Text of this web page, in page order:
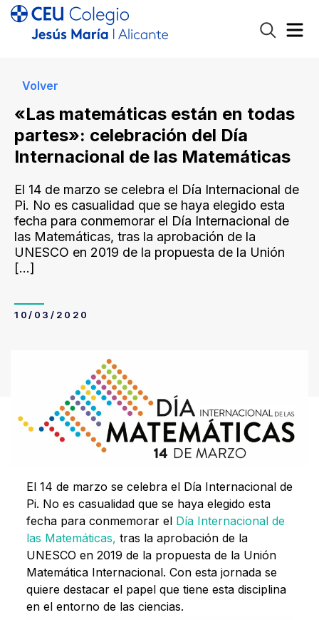
Volver
«Las matemáticas están en todas
partes»: celebración del Día
Internacional de las Matemáticas
El 14 de marzo se celebra el Día Internacional de
Pi. No es casualidad que se haya elegido esta
fecha para conmemorar el Día Internacional de
las Matemáticas, tras la aprobación de la
UNESCO en 2019 de la propuesta de la Unión
[…]
10/03/2020
El 14 de marzo se celebra el Día Internacional de
Pi. No es casualidad que se haya elegido esta
fecha para conmemorar el Día Internacional de
las Matemáticas, tras la aprobación de la
UNESCO en 2019 de la propuesta de la Unión
Matemática Internacional. Con esta jornada se
quiere destacar el papel que tiene esta disciplina
en el entorno de las ciencias.